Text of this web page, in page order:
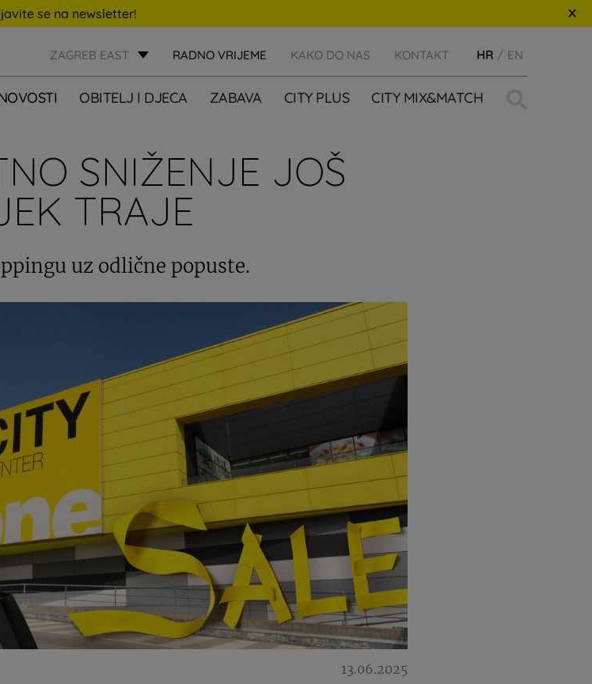
se na newsletter!
ZAGREB EAST RADNO VRIJEME KAKO DO NAS KONTAKT HR EN
OBITELJ I DJECA ZABAVA CITY PLUS CITY MIX&MATCH
SNIŽENJE JOŠ
TRAJE
uz odlične popuste.
13.06.2025